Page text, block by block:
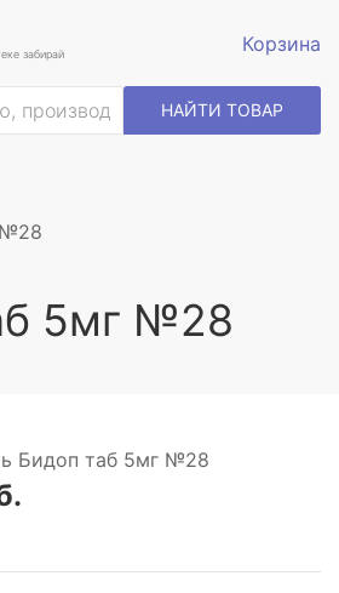
забирай Корзина
НАЙТИ ТОВАР
№28
5мг №28